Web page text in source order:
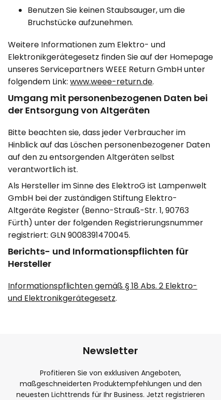
Benutzen Sie keinen Staubsauger, um die
Bruchstücke aufzunehmen.
Weitere Informationen zum Elektro- und
Elektronikgerätegesetz finden Sie auf der Homepage
unseres Servicepartners WEEE Return GmbH unter
folgendem Link: www.weee-return.de.
Umgang mit personenbezogenen Daten bei
der Entsorgung von Altgeräten
Bitte beachten sie, dass jeder Verbraucher im
Hinblick auf das Löschen personenbezogener Daten
auf den zu entsorgenden Altgeräten selbst
verantwortlich ist.
Als Hersteller im Sinne des ElektroG ist Lampenwelt
GmbH bei der zuständigen Stiftung Elektro-
Altgeräte Register (Benno-Strauß-Str. 1, 90763
Fürth) unter der folgenden Registrierungsnummer
registriert: GLN 9008391470045.
Berichts- und Informationspflichten für
Hersteller
Informationspflichten gemäß § 18 Abs. 2 Elektro-
und Elektronikgerätegesetz.
Newsletter
Profitieren Sie von exklusiven Angeboten,
maßgeschneiderten Produktempfehlungen und den
neuesten Lichttrends für Ihr Business. Jetzt registrieren